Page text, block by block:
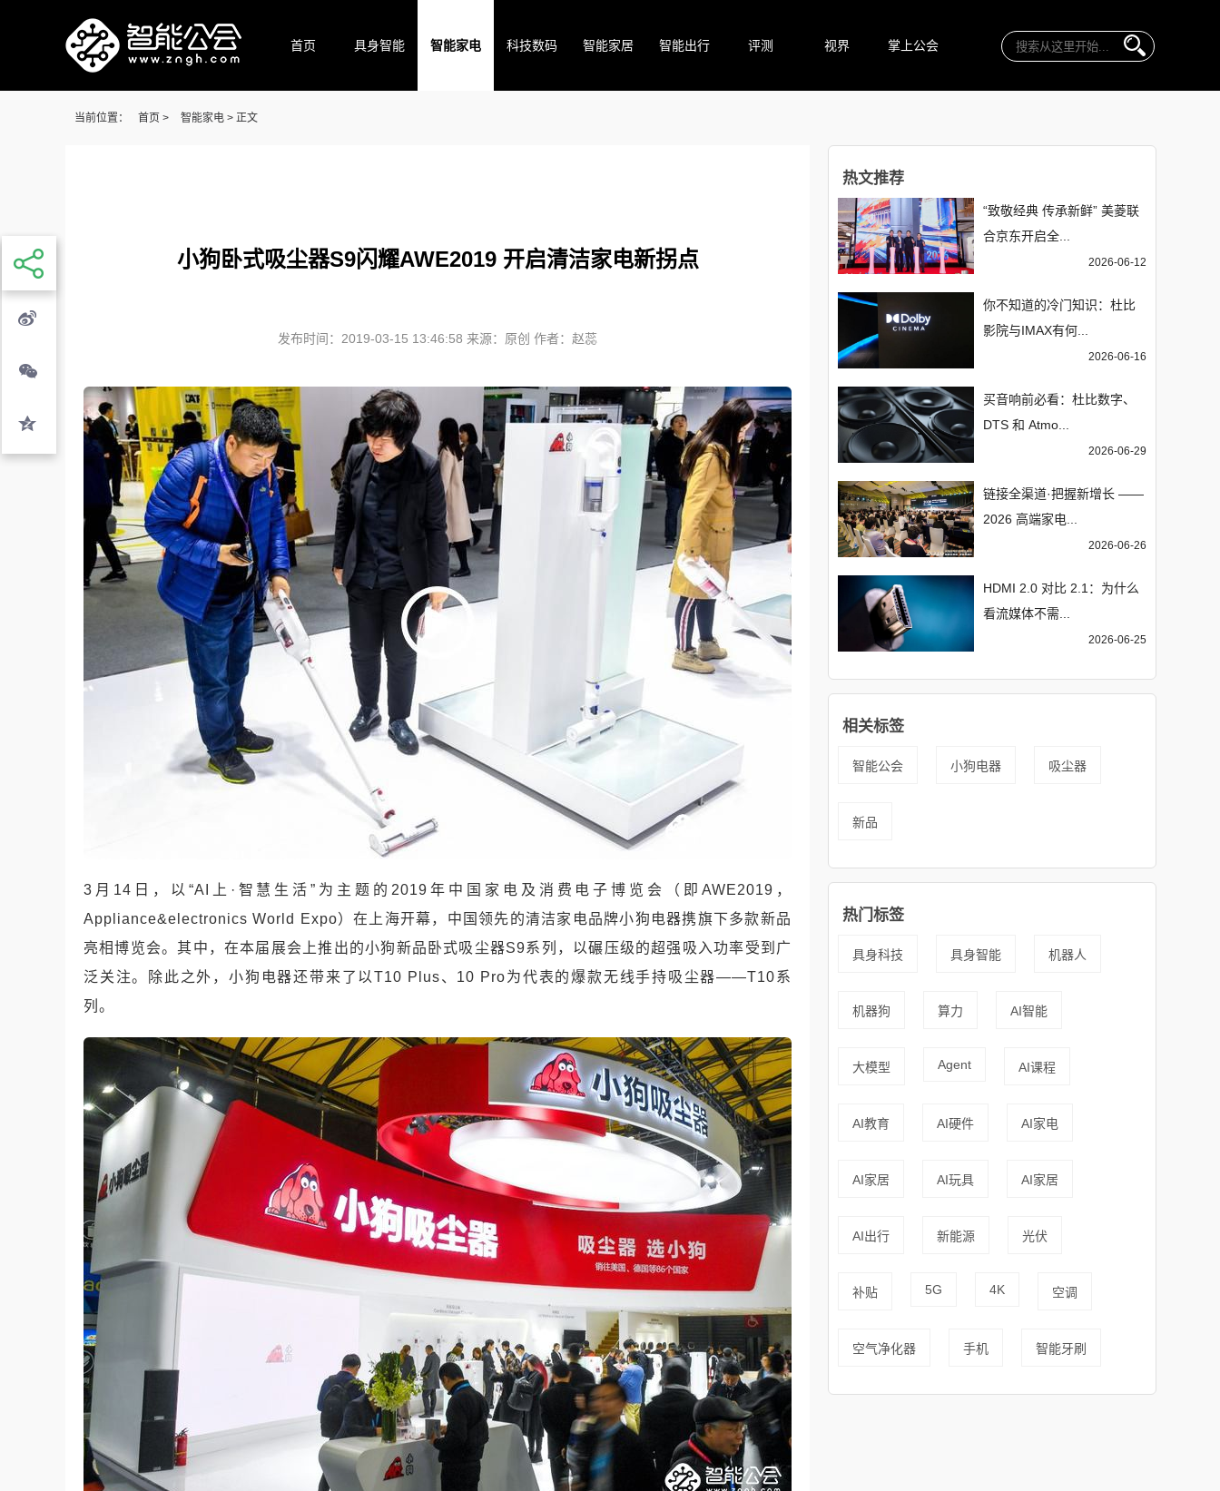
首页 具身智能 智能家电 科技数码 智能家居 智能出行 评测 视界 掌上公会
当前位置： 首页 > 智能家电 > 正文
小狗卧式吸尘器S9闪耀AWE2019 开启清洁家电新拐点
发布时间：2019-03-15 13:46:58 来源：原创 作者：赵蕊
3月 14 日，以 “AI 上 · 智慧生活” 为主题的 2019 年中国家电及消费电子博览会（即AWE2019 ，
Appliance&electronics World Expo）在上海开幕，中国领先的清洁家电品牌小狗电器携旗下多款新品
亮相博览会。其中，在本届展会上推出的小狗新品卧式吸尘器S9系列，以碾压级的超强吸入功率受到广
泛关注。除此之外，小狗电器还带来了以T10 Plus、 10 Pro为代表的爆款无线手持吸尘器——T10系
列。
热文推荐
“致敬经典 传承新鲜” 美菱联
合京东开启全...
2026-06-12
你不知道的冷门知识：杜比
影院与IMAX有何...
2026-06-16
买音响前必看：杜比数字、
DTS 和 Atmo...
2026-06-29
链接全渠道·把握新增长 ——
2026 高端家电...
2026-06-26
HDMI 2.0 对比 2.1：为什么
看流媒体不需...
2026-06-25
相关标签
智能公会 小狗电器 吸尘器
新品
热门标签
具身科技 具身智能 机器人
机器狗 算力 AI智能
大模型 Agent AI课程
AI教育 AI硬件 AI家电
AI家居 AI玩具 AI家居
AI出行 新能源 光伏
补贴 5G 4K 空调
空气净化器 手机 智能牙刷